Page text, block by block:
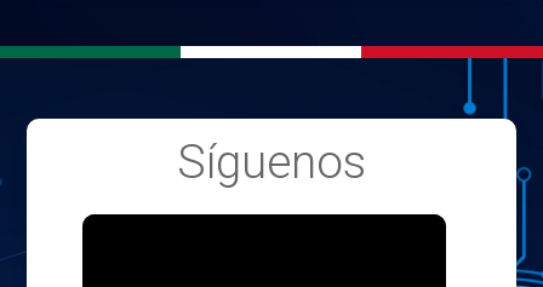
Síguenos